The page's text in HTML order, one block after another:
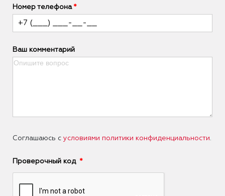
Номер телефона
Ваш комментарий
Соглашаюсь с условиями политики конфиденциальности.
Проверочный код